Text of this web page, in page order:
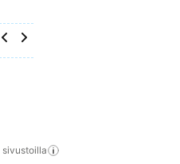
sivustoilla